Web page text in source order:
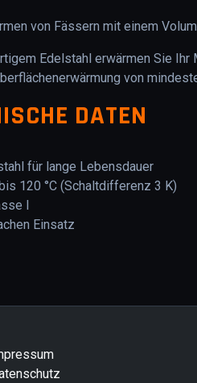
von Fässern mit einem
Edelstahl erwärmen Sie
von
DATEN
für lange Lebensdauer
120 °C (Schaltdifferenz 3 K)
I
Einsatz